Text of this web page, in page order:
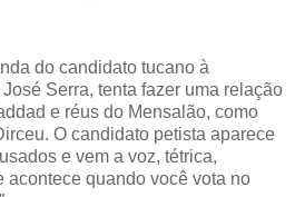
do candidato tucano à
Serra, tenta fazer uma relação
e réus do Mensalão, como
O candidato petista aparece
e vem a voz, tétrica,
acontece quando você vota no